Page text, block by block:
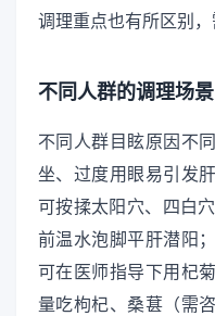
调理重点也有所区别，
不同人群的调理场景
不同人群目眩原因不
坐、过度用眼易引发
可按揉太阳穴、四白
前温水泡脚平肝潜阳
可在医师指导下用杞
量吃枸杞、桑葚（需